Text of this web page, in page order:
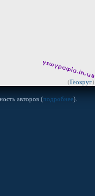
(Геокруг)
авторов (подробнее).